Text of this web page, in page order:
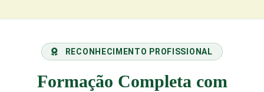
RECONHECIMENTO PROFISSIONAL
Formação Completa com